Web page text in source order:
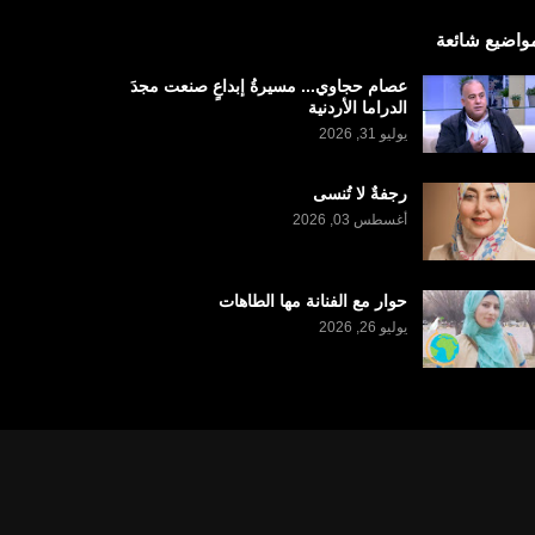
شائعة
عصام حجاوي... مسيرةُ إبداعٍ صنعت مجدَ
الدراما الأردنية
يوليو 31, 2026
رجفةٌ لا تُنسى
أغسطس 03, 2026
حوار مع الفنانة مها الطاهات
يوليو 26, 2026